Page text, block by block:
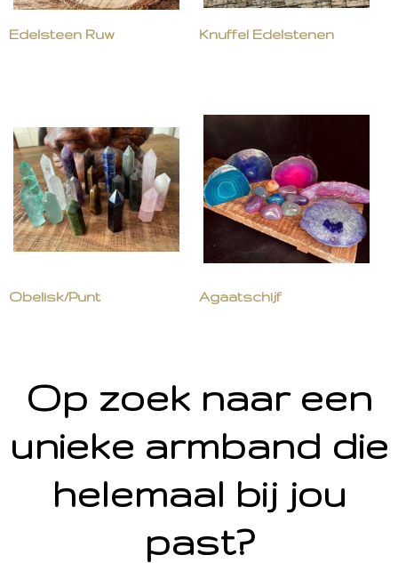
Edelsteen Ruw Knuffel Edelstenen
Obelisk/Punt Agaatschijf
Op zoek naar een
unieke armband die
helemaal bij jou
past?